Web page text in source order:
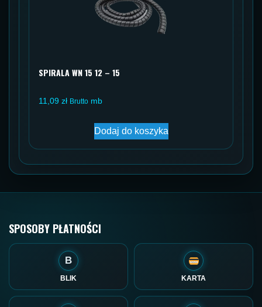
SPIRALA WN 15 12 – 15
11,09 zł Brutto mb
Dodaj do koszyka
SPOSOBY PŁATNOŚCI
B
BLIK KARTA